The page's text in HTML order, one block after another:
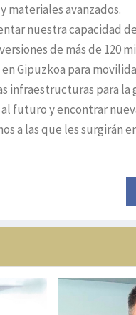
avanzados.
nuestra capacidad
de más de 120
Gipuzkoa para
infraestructuras para la
futuro y encontrar
a las que les surgirán